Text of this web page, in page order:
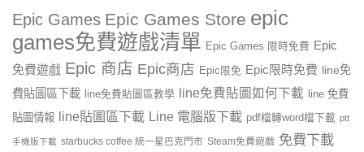
Epic Games Epic Games Store epic
games免費遊戲清單 Epic Games 限時免費 Epic
免費遊戲 Epic 商店 Epic商店 Epic限免 Epic限時免費 line免
費貼圖區下載
line免費貼圖區教學 line免費貼圖如何下載
line 免費
貼圖情報
line貼圖區下載 Line 電腦版下載 pdf檔轉word檔下載 ptt
手機版下載 starbucks coffee 統一星巴克門市 Steam免費遊戲 免費下載